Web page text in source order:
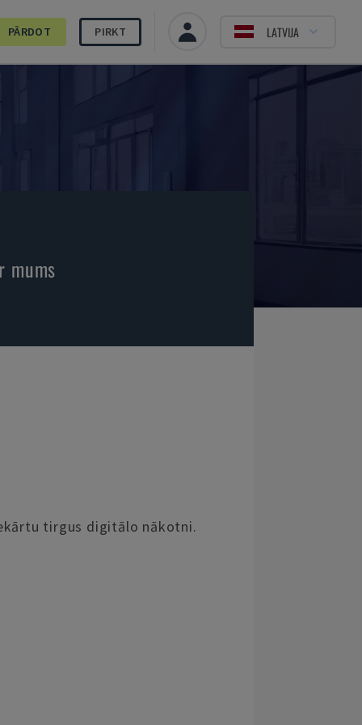
PĀRDOT PIRKT LATVIJA
tirgus digitālo nākotni.